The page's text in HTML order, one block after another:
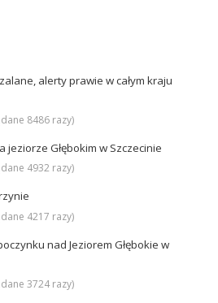
alerty prawie w całym kraju
8486 razy)
jeziorze Głębokim w Szczecinie
4932 razy)
4217 razy)
nad Jeziorem Głębokie w
3724 razy)